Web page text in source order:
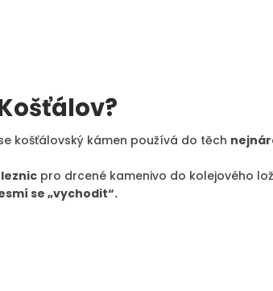
košťálovský kámen používá do těch
pro drcené kamenivo do kolejového
se „vychodit“.